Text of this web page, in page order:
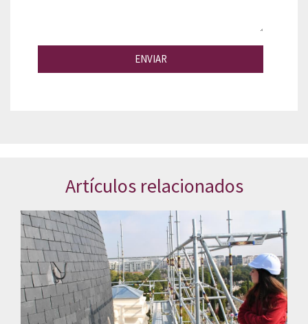
ENVIAR
Artículos relacionados